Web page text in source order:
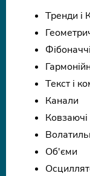
Тренди і
Текст і
Канали
Ковзаючі
Об'єми